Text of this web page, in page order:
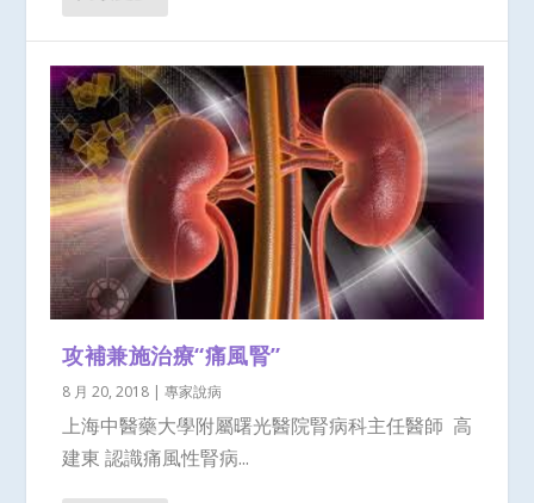
攻補兼施治療“痛風腎”
8 月 20, 2018 |專家說病
上海中醫藥大學附屬曙光醫院腎病科主任醫師 高
建東 認識痛風性腎病...